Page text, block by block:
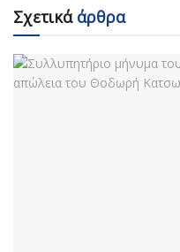
Σχετικάάρθρα